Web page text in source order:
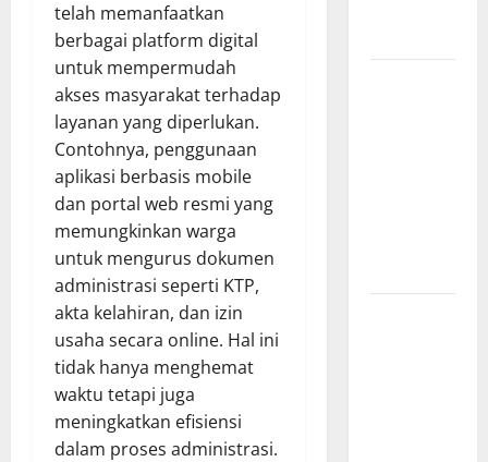
telah memanfaatkan
berbagai platform digital
untuk mempermudah
akses masyarakat terhadap
layanan yang diperlukan.
Contohnya, penggunaan
aplikasi berbasis mobile
dan portal web resmi yang
memungkinkan warga
untuk mengurus dokumen
administrasi seperti KTP,
akta kelahiran, dan izin
usaha secara online. Hal ini
tidak hanya menghemat
waktu tetapi juga
meningkatkan efisiensi
dalam proses administrasi.